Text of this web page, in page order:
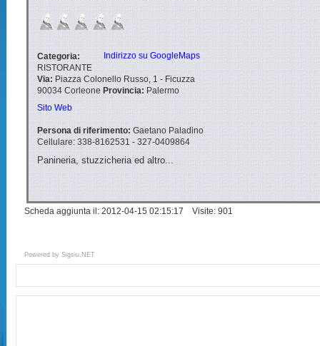
Indirizzo su GoogleMaps
Categoria:
RISTORANTE
Via: Piazza Colonello Russo, 1 - Ficuzza
90034 Corleone Provincia: Palermo
Sito Web
Persona di riferimento: Gaetano Paladino
Cellulare: 338-8162531 - 327-0409864
Panineria, stuzzicheria ed altro...
Scheda aggiunta il: 2012-04-15 02:15:17 Visite: 901
Powered bySigsiu.NET